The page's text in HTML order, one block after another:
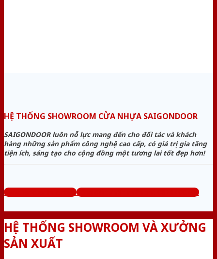
HỆ THỐNG SHOWROOM CỬA NHỰA SAIGONDOOR
SAIGONDOOR luôn nỗ lực mang đến cho đối tác và khách
hàng những sản phẩm công nghệ cao cấp, có giá trị gia tăng
tiện ích, sáng tạo cho cộng đồng một tương lai tốt đẹp hơn!
www.bancuanhua.com Tổng đài tư vấn miễn phí: 0824.400.400
HỆ THỐNG SHOWROOM VÀ XƯỞNG
SẢN XUẤT